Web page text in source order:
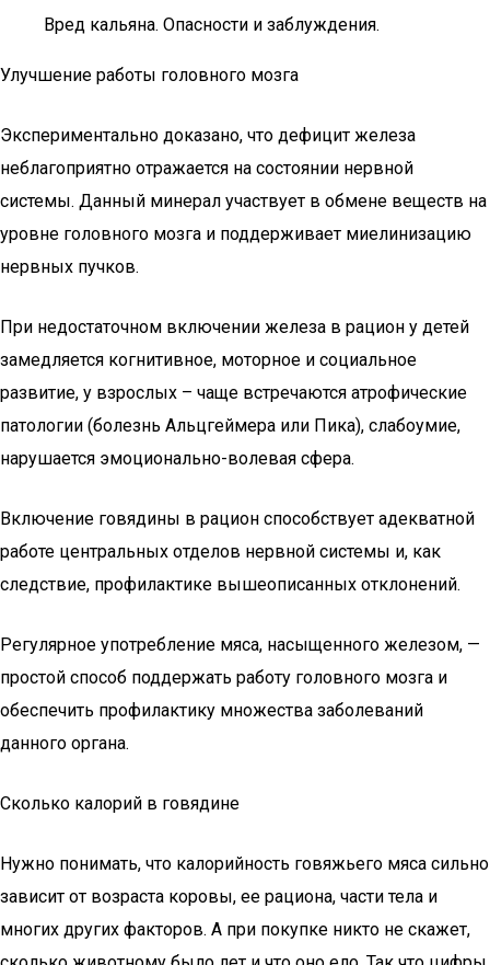
Вред кальяна. Опасности и заблуждения.
Улучшение работы головного мозга
Экспериментально доказано, что дефицит железа
неблагоприятно отражается на состоянии нервной
системы. Данный минерал участвует в обмене веществ на
уровне головного мозга и поддерживает миелинизацию
нервных пучков.
При недостаточном включении железа в рацион у детей
замедляется когнитивное, моторное и социальное
развитие, у взрослых – чаще встречаются атрофические
патологии (болезнь Альцгеймера или Пика), слабоумие,
нарушается эмоционально-волевая сфера.
Включение говядины в рацион способствует адекватной
работе центральных отделов нервной системы и, как
следствие, профилактике вышеописанных отклонений.
Регулярное употребление мяса, насыщенного железом, —
простой способ поддержать работу головного мозга и
обеспечить профилактику множества заболеваний
данного органа.
Сколько калорий в говядине
Нужно понимать, что калорийность говяжьего мяса сильно
зависит от возраста коровы, ее рациона, части тела и
многих других факторов. А при покупке никто не скажет,